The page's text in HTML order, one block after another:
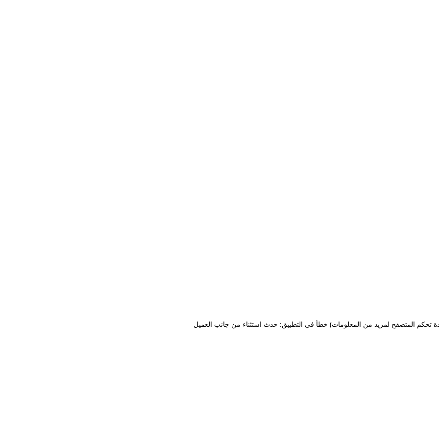
خطأ في التطبيق: حدث استثناء من جانب العميل تحكم المتصفح لمزيد من المعلومات)